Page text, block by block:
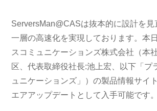
ServersMan@CASは抜本的に設計を見
一層の高速化を実現しております。本
スコミュニケーションズ株式会社（本
区、代表取締役社長:池上宏、以下「プ
ュニケーションズ」）の製品情報サイ
エアアップデートとして入手可能です。